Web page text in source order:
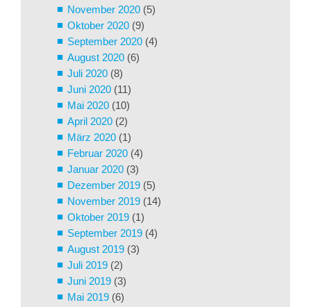
November 2020 (5)
Oktober 2020 (9)
September 2020 (4)
August 2020 (6)
Juli 2020 (8)
Juni 2020 (11)
Mai 2020 (10)
April 2020 (2)
März 2020 (1)
Februar 2020 (4)
Januar 2020 (3)
Dezember 2019 (5)
November 2019 (14)
Oktober 2019 (1)
September 2019 (4)
August 2019 (3)
Juli 2019 (2)
Juni 2019 (3)
Mai 2019 (6)